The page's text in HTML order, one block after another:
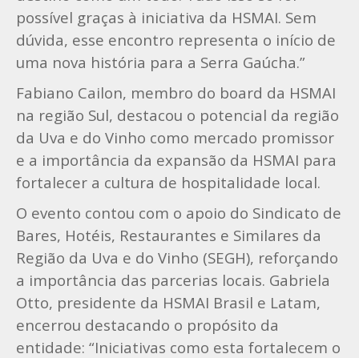
possível graças à iniciativa da HSMAI. Sem
dúvida, esse encontro representa o início de
uma nova história para a Serra Gaúcha.”
Fabiano Cailon, membro do board da HSMAI
na região Sul, destacou o potencial da região
da Uva e do Vinho como mercado promissor
e a importância da expansão da HSMAI para
fortalecer a cultura de hospitalidade local.
O evento contou com o apoio do Sindicato de
Bares, Hotéis, Restaurantes e Similares da
Região da Uva e do Vinho (SEGH), reforçando
a importância das parcerias locais. Gabriela
Otto, presidente da HSMAI Brasil e Latam,
encerrou destacando o propósito da
entidade: “Iniciativas como esta fortalecem o